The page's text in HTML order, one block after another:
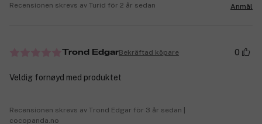
Recensionen skrevs av Turid för 2 år sedan Anmäl
Trond EdgarBekräftad köpare 0
Veldig fornøyd med produktet
Recensionen skrevs av Trond Edgar för 3 år sedan |
cocopanda.no